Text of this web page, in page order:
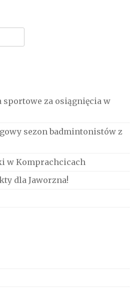
sportowe za osiągnięcia w
sezon badmintonistów z
w Komprachcicach
dla Jaworzna!